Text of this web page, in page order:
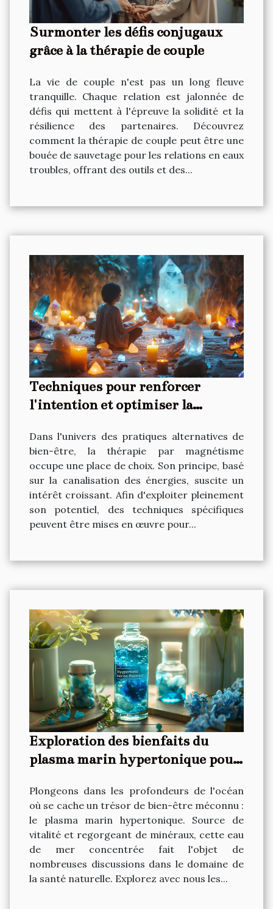
Surmonter les défis conjugaux
grâce à la thérapie de couple
La vie de couple n'est pas un long fleuve
tranquille. Chaque relation est jalonnée de
défis qui mettent à l'épreuve la solidité et la
résilience des partenaires. Découvrez
comment la thérapie de couple peut être une
bouée de sauvetage pour les relations en eaux
troubles, offrant des outils et des...
Techniques pour renforcer
l'intention et optimiser la
Dans l'univers des pratiques alternatives de
bien-être, la thérapie par magnétisme
occupe une place de choix. Son principe, basé
sur la canalisation des énergies, suscite un
intérêt croissant. Afin d'exploiter pleinement
son potentiel, des techniques spécifiques
peuvent être mises en œuvre pour...
Exploration des bienfaits du
plasma marin hypertonique pour
Plongeons dans les profondeurs de l'océan
où se cache un trésor de bien-être méconnu :
le plasma marin hypertonique. Source de
vitalité et regorgeant de minéraux, cette eau
de mer concentrée fait l'objet de
nombreuses discussions dans le domaine de
la santé naturelle. Explorez avec nous les...